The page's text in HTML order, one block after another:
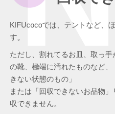
KIFUcocoでは、テントなど、
す。
ただし、割れてるお皿、取っ
の靴、極端に汚れたものなど
きない状態のもの」
または「回収できないお品物
収できません。